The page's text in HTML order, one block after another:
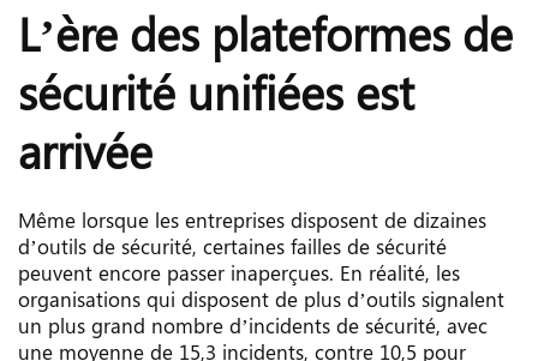
L’ère des plateformes de
sécurité unifiées est
arrivée
Même lorsque les entreprises disposent de dizaines
d’outils de sécurité, certaines failles de sécurité
peuvent encore passer inaperçues. En réalité, les
organisations qui disposent de plus d’outils signalent
un plus grand nombre d’incidents de sécurité, avec
une moyenne de 15,3 incidents, contre 10,5 pour